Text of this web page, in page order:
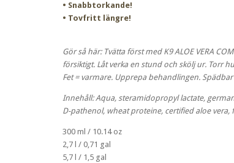
• Snabbtorkande!
• Tovfritt längre!
Gör så här: Tvätta först med K9 ALOE VERA
försiktigt. Låt verka en stund och skölj ur. Torr
Fet = varmare. Upprepa behandlingen.
Innehåll: Aqua, steramidopropyl lactate,
D-pathenol, wheat proteine, certified aloe vera,
300 ml / 10.14 oz
2,7 l / 0,71 gal
5,7 l / 1,5 gal